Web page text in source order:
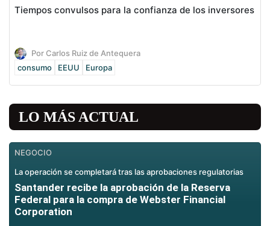
Tiempos convulsos para la confianza de los inversores
Por Carlos Ruiz de Antequera
consumo
EEUU Europa
LO MÁS ACTUAL
NEGOCIO
La operación se completará tras las aprobaciones regulatorias
Santander recibe la aprobación de la Reserva
Federal para la compra de Webster Financial
Corporation